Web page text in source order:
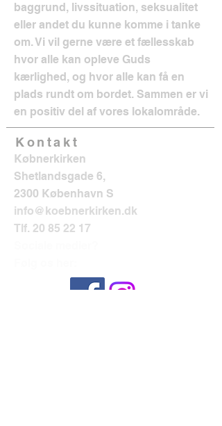
baggrund, livssituation, seksualitet
eller andet du kunne komme i tanke
om. Vi vil gerne være et fællesskab
hvor alle kan opleve Guds
kærlighed, og hvor alle kan få en
plads rundt om bordet. Sammen er vi
en positiv del af vores lokalområde.
Kontakt
Købnerkirken
Shetlandsgade 6,
2300 København S
info@koebnerkirken.dk
Tlf. 20 85 22 17